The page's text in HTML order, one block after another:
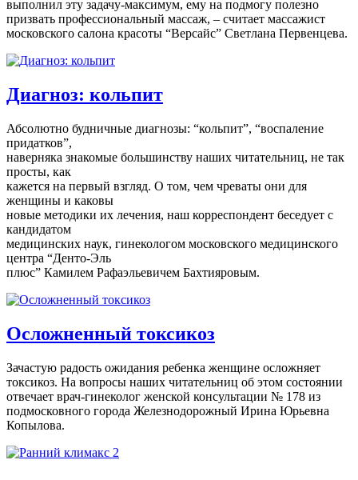
выполнил эту задачу-максимум, ему на подмогу полезно
призвать профессиональный массаж, – считает массажист
московского салона красоты “Версайс” Светлана Первенцева.
Диагноз: кольпит
Абсолютно будничные диагнозы: “кольпит”, “воспаление
придатков”,
наверняка знакомые большинству наших читательниц, не так
просты, как
кажется на первый взгляд. О том, чем чреваты они для
женщины и каковы
новые методики их лечения, наш корреспондент беседует с
кандидатом
медицинских наук, гинекологом московского медицинского
центра “Денто-Эль
плюс” Камилем Рафаэльевичем Бахтияровым.
Осложненный токсикоз
Зачастую радость ожидания ребенка женщине осложняет
токсикоз. На вопросы наших читательниц об этом состоянии
отвечает врач-гинеколог женской консультации № 178 из
подмосковного города Железнодорожный Ирина Юрьевна
Копылова.